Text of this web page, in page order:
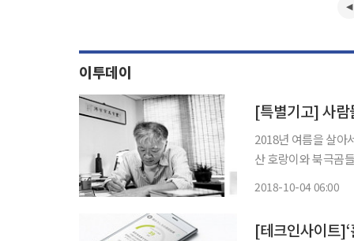
이투데이
[특별기고] 사람
2018년 여름을 살아
산 호랑이와 북극곰
2018-10-04 06:00